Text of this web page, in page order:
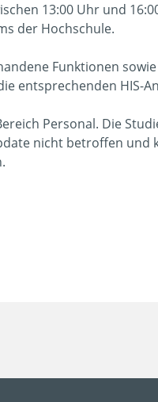
13:00 Uhr und
der Hochschule.
Funktionen
entsprechenden HIS-
Personal. Die
nicht betroffen und